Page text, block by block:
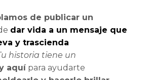
de publicar un
dar vida a un mensaje que
y trascienda
historia tiene un
aquí para ayudarte